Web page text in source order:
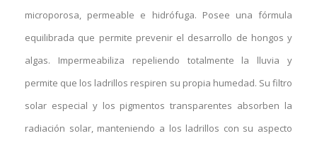
microporosa, permeable e hidrófuga. Posee una fórmula
equilibrada que permite prevenir el desarrollo de hongos y
algas. Impermeabiliza repeliendo totalmente la lluvia y
permite que los ladrillos respiren su propia humedad. Su filtro
solar especial y los pigmentos transparentes absorben la
radiación solar, manteniendo a los ladrillos con su aspecto